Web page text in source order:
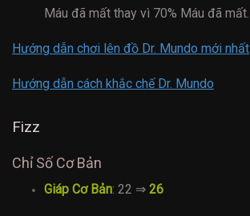
Máu đã mất thay vì 70% Máu đã mất.
Hướng dẫn chơi lên đồ Dr. Mundo mới nhất
Hướng dẫn cách khắc chế Dr. Mundo
Fizz
Chỉ Số Cơ Bản
Giáp Cơ Bản: 22 ⇒ 26